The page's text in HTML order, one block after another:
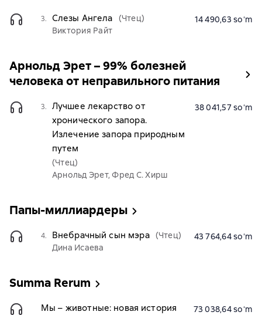
3. Слезы Ангела
(Чтец)
Виктория Райт
14 490,63 soʻm
Арнольд Эрет – 99% болезней
человека от неправильного питания
3.
Лучшее лекарство от
хронического запора.
Излечение запора природным
путем
(Чтец)
Арнольд Эрет, Фред С. Хирш
38 041,57 soʻm
Папы-миллиардеры
4. Внебрачный сын мэра (Чтец)
Дина Исаева
43 764,64 soʻm
Summa Rerum
Мы – животные: новая история
73 038,64 soʻm